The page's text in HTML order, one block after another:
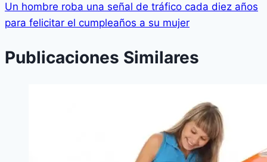
Un hombre roba una señal de tráfico cada diez años
para felicitar el cumpleaños a su mujer
Publicaciones Similares